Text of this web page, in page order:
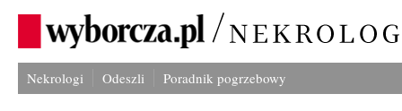
Nekrologi Odeszli Poradnik pogrzebowy